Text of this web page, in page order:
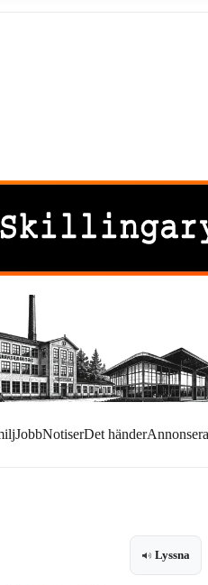
JobbNotiserDet händerAnnonsera
Lyssna